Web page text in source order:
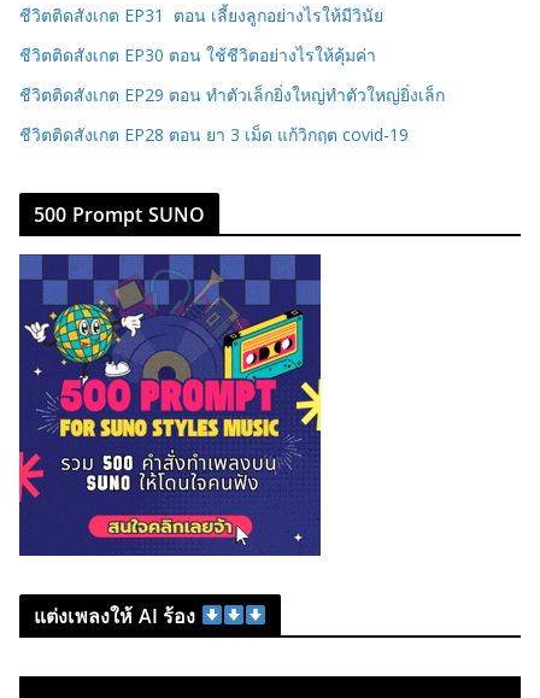
ชีวิตติดสังเกต EP31 ตอน เลี้ยงลูกอย่างไรให้มีวินัย
ชีวิตติดสังเกต EP30 ตอน ใช้ชีวิตอย่างไรให้คุ้มค่า
ชีวิตติดสังเกต EP29 ตอน ทำตัวเล็กยิ่งใหญ่ทำตัวใหญ่ยิ่งเล็ก
ชีวิตติดสังเกต EP28 ตอน ยา 3 เม็ด แก้วิกฤต covid-19
500 Prompt SUNO
แต่งเพลงให้ AI ร้อง